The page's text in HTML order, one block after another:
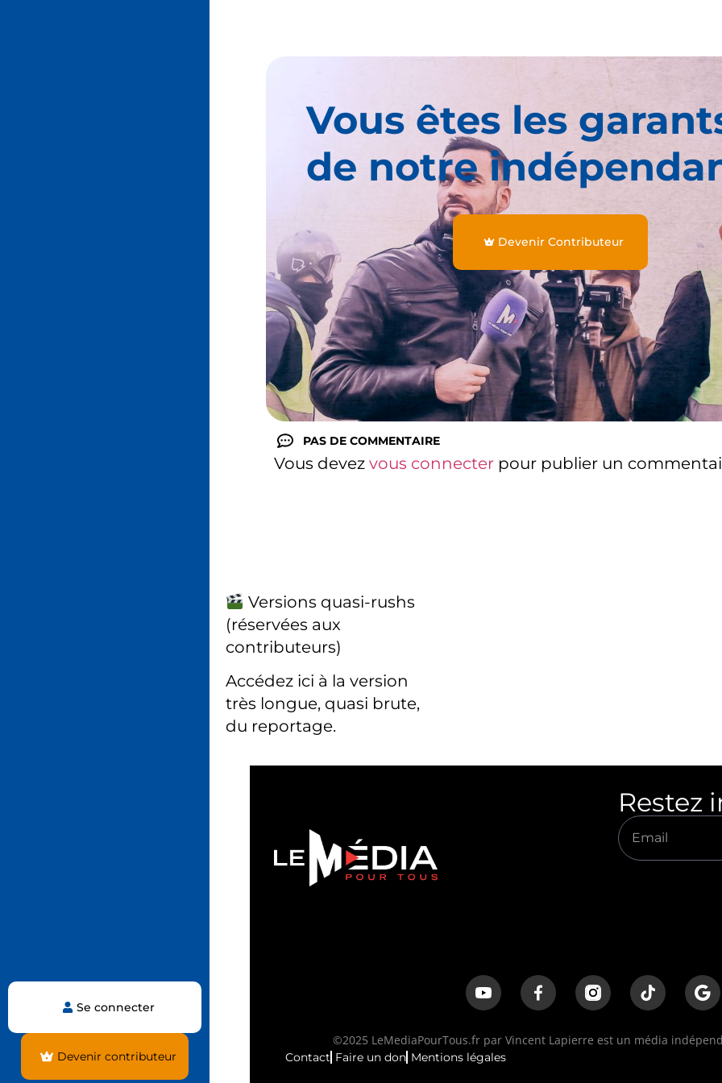
Se connecter
Devenir contributeur
Vous êtes les
de notre
Devenir Contributeur
PAS DE COMMENTAIRE
Vous devez vous connecter pour publier un
Versions quasi-rushs
(réservées aux
contributeurs)
Accédez ici à la version
très longue, quasi brute,
du reportage.
Restez
©2025 LeMediaPourTous.fr par Vincent Lapierre est un média
Contact Faire un don Mentions légales